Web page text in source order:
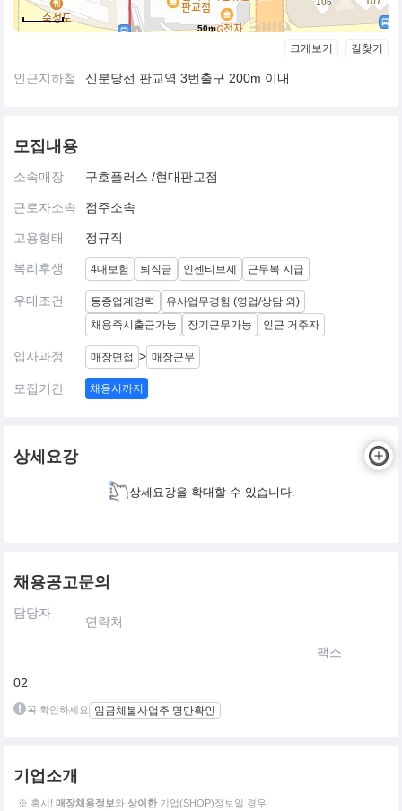
50m
크게보기 길찾기
인근지하철 신분당선 판교역 3번출구 200m 이내
모집내용
소속매장 구호플러스 /현대판교점
근로자소속 점주소속
고용형태 정규직
복리후생 4대보험 퇴직금 인센티브제 근무복 지급
우대조건 동종업계경력
유사업무경험 (영업/상담 외)
채용즉시출근가능
장기근무가능 인근 거주자
입사과정 매장면접 > 매장근무
모집기간 채용시까지
상세요강
상세요강을 확대할 수 있습니다.
채용공고문의
담당자
연락처
팩스
02
꼭 확인하세요 임금체불사업주 명단확인
기업소개
※ 혹시! 매장채용정보와 상이한 기업(SHOP)정보일 경우